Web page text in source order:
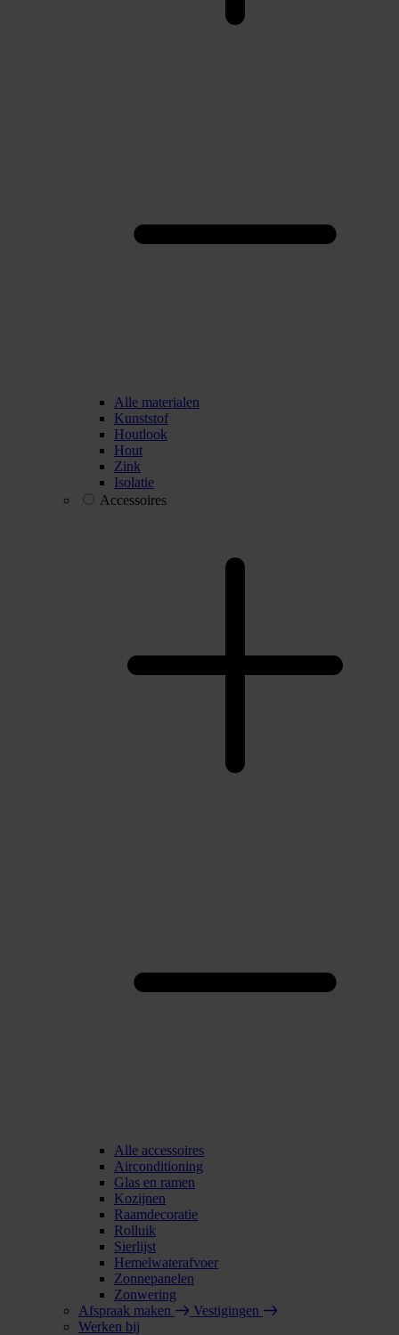
Alle materialen
Kunststof
Houtlook
Hout
Zink
Isolatie
Accessoires
Alle accessoires
Airconditioning
Glas en ramen
Kozijnen
Raamdecoratie
Rolluik
Sierlijst
Hemelwaterafvoer
Zonnepanelen
Zonwering
Afspraak maken
Vestigingen
Werken bij